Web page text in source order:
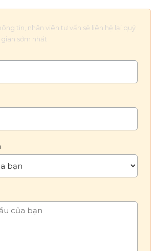
tin, nhân viên tư vấn sẽ liên hệ lại quý
sớm nhất